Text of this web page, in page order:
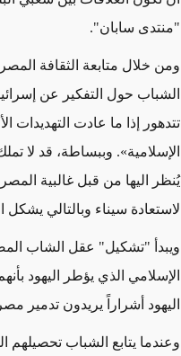
"منتدى سابان".
ومن خلال متابعة الثقافة
الشباب حول التفكير عن
تتدهور إذا ما عادت التهديدات
الإسلامية». وببساطة، قد لا
يُنظر اليها من قبل غالبية
لاستعادة سيناء وبالتالي
ويبدأ "تشكيل" عقل الشاب
الإسلامي الذي يؤطر اليهود
اليهود أشراراً يريدون تدمير
وعندما يتابع الشباب